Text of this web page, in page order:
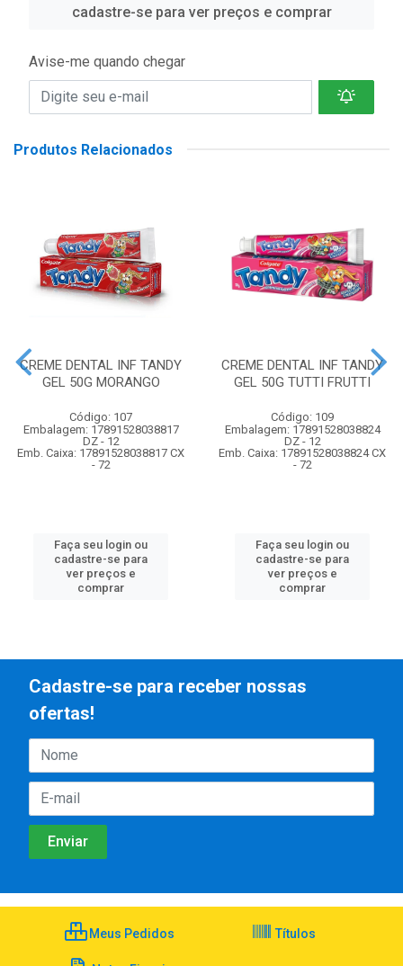
cadastre-se para ver preços e comprar
Avise-me quando chegar
Produtos Relacionados
CREME DENTAL INF TANDY
GEL 50G MORANGO
Código: 107
Embalagem: 17891528038817
DZ - 12
Emb. Caixa: 17891528038817 CX
- 72
Faça seu login ou
cadastre-se para
ver preços e
comprar
CREME DENTAL INF TANDY
GEL 50G TUTTI FRUTTI
Código: 109
Embalagem: 17891528038824
DZ - 12
Emb. Caixa: 17891528038824 CX
- 72
Faça seu login ou
cadastre-se para
ver preços e
comprar
Cadastre-se para receber nossas
ofertas!
Meus Pedidos Títulos